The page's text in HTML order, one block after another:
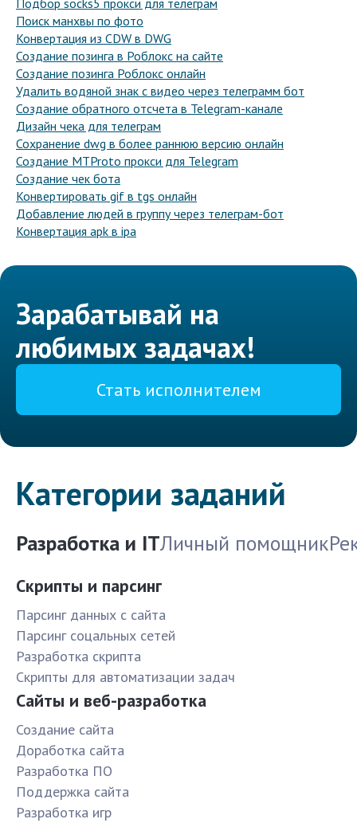
Подбор socks5 прокси для телеграм
Поиск манхвы по фото
Конвертация из CDW в DWG
Создание позинга в Роблокс на сайте
Создание позинга Роблокс онлайн
Удалить водяной знак с видео через телеграмм бот
Создание обратного отсчета в Telegram-канале
Дизайн чека для телеграм
Сохранение dwg в более раннюю версию онлайн
Создание MTProto прокси для Telegram
Создание чек бота
Конвертировать gif в tgs онлайн
Добавление людей в группу через телеграм-бот
Конвертация apk в ipa
Зарабатывай на
любимых задачах!
Стать исполнителем
Категории заданий
Разработка и ITЛичный помощник
Скрипты и парсинг
Парсинг данных с сайта
Парсинг соцальных сетей
Разработка скрипта
Скрипты для автоматизации задач
Сайты и веб-разработка
Создание сайта
Доработка сайта
Разработка ПО
Поддержка сайта
Разработка игр